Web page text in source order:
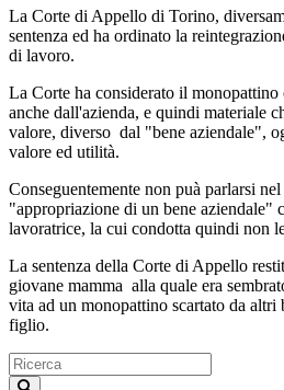
La Corte di Appello di Torino,
sentenza ed ha ordinato la
di lavoro.
La Corte ha considerato il
anche dall'azienda, e quindi materiale
valore, diverso dal "bene aziendale",
valore ed utilità.
Conseguentemente non puà parlarsi
"appropriazione di un bene aziendale"
lavoratrice, la cui condotta quindi non
La sentenza della Corte di Appello
giovane mamma alla quale era
vita ad un monopattino scartato da altri
figlio.